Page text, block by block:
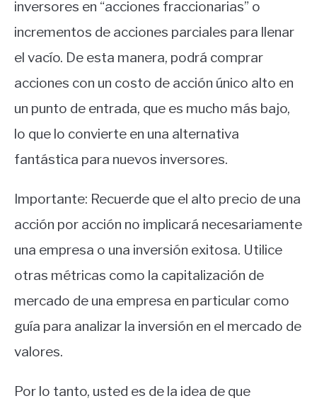
inversores en “acciones fraccionarias” o
incrementos de acciones parciales para llenar
el vacío. De esta manera, podrá comprar
acciones con un costo de acción único alto en
un punto de entrada, que es mucho más bajo,
lo que lo convierte en una alternativa
fantástica para nuevos inversores.
Importante: Recuerde que el alto precio de una
acción por acción no implicará necesariamente
una empresa o una inversión exitosa. Utilice
otras métricas como la capitalización de
mercado de una empresa en particular como
guía para analizar la inversión en el mercado de
valores.
Por lo tanto, usted es de la idea de que